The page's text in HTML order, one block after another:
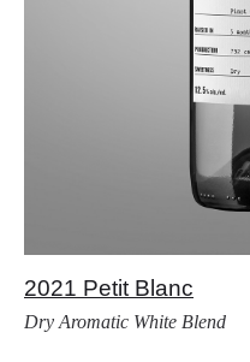
2021 Petit Blanc
Dry Aromatic White Blend